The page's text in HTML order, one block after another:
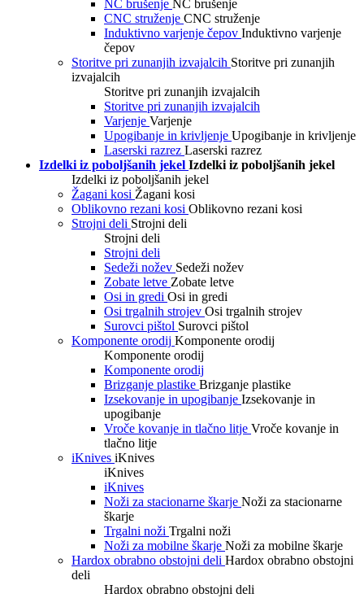
NC brušenje NC brušenje
CNC struženje CNC struženje
Induktivno varjenje čepov Induktivno varjenje
čepov
Storitve pri zunanjih izvajalcih Storitve pri zunanjih
izvajalcih
Storitve pri zunanjih izvajalcih
Storitve pri zunanjih izvajalcih
Varjenje Varjenje
Upogibanje in krivljenje Upogibanje in krivljenje
Laserski razrez Laserski razrez
Izdelki iz poboljšanih jekel Izdelki iz poboljšanih jekel
Izdelki iz poboljšanih jekel
Žagani kosi Žagani kosi
Oblikovno rezani kosi Oblikovno rezani kosi
Strojni deli Strojni deli
Strojni deli
Strojni deli
Sedeži nožev Sedeži nožev
Zobate letve Zobate letve
Osi in gredi Osi in gredi
Osi trgalnih strojev Osi trgalnih strojev
Surovci pištol Surovci pištol
Komponente orodij Komponente orodij
Komponente orodij
Komponente orodij
Brizganje plastike Brizganje plastike
Izsekovanje in upogibanje Izsekovanje in
upogibanje
Vroče kovanje in tlačno litje Vroče kovanje in
tlačno litje
iKnives iKnives
iKnives
iKnives
Noži za stacionarne škarje Noži za stacionarne
škarje
Trgalni noži Trgalni noži
Noži za mobilne škarje Noži za mobilne škarje
Hardox obrabno obstojni deli Hardox obrabno obstojni
deli
Hardox obrabno obstojni deli